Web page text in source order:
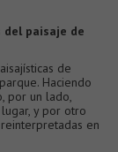
paisaje de
de
Haciendo
por un lado,
y por otro
en